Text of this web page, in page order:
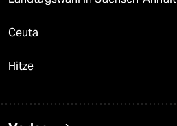
Ceuta
Hitze